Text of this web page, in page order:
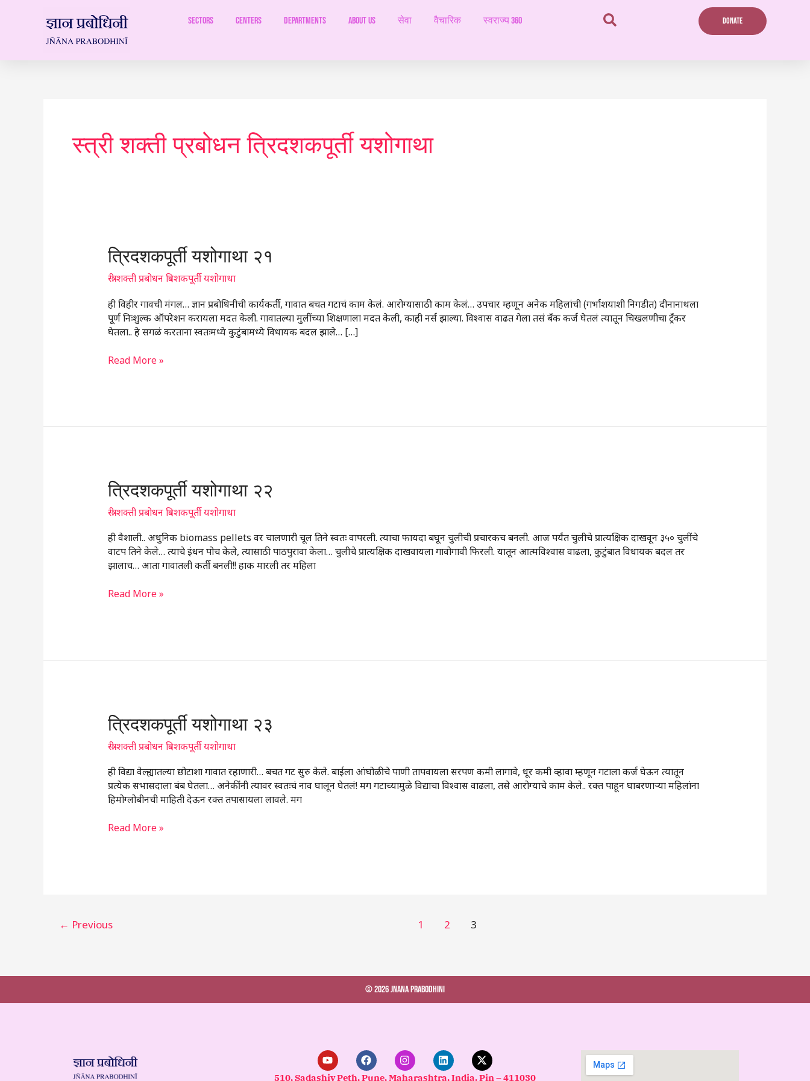
Sectors Centers Departments ABOUT US सेवा वैचारिक स्वराज्य 360 DONATE
स्त्री शक्ती प्रबोधन त्रिदशकपूर्ती यशोगाथा
त्रिदशकपूर्ती यशोगाथा २१
स्त्री शक्ती प्रबोधन त्रिदशकपूर्ती यशोगाथा
ही विहीर गावची मंगल… ज्ञान प्रबोधिनीची कार्यकर्ती, गावात बचत गटाचं काम केलं. आरोग्यासाठी काम केलं… उपचार म्हणून अनेक महिलांची (गर्भाशयाशी निगडीत) दीनानाथला
पूर्ण निःशुल्क ऑपरेशन करायला मदत केली. गावातल्या मुलींच्या शिक्षणाला मदत केली, काही नर्स झाल्या. विश्वास वाढत गेला तसं बँक कर्ज घेतलं त्यातून चिखलणीचा ट्रँकर
घेतला.. हे सगळं करताना स्वतःमध्ये कुटुंबामध्ये विधायक बदल झाले… […]
त्रिदशकपूर्ती
यशोगाथा
२१
Read More »
त्रिदशकपूर्ती यशोगाथा २२
स्त्री शक्ती प्रबोधन त्रिदशकपूर्ती यशोगाथा
ही वैशाली.. अधुनिक biomass pellets वर चालणारी चूल तिने स्वतः वापरली. त्याचा फायदा बघून चुलीची प्रचारकच बनली. आज पर्यंत चुलीचे प्रात्यक्षिक दाखवून ३५० चुलींचे
वाटप तिने केले… त्याचे इंधन पोच केले, त्यासाठी पाठपुरावा केला… चुलीचे प्रात्यक्षिक दाखवायला गावोगावी फिरली. यातून आत्मविश्वास वाढला, कुटुंबात विधायक बदल तर
झालाच… आता गावातली कर्ती बनली!! हाक मारली तर महिला
त्रिदशकपूर्ती
यशोगाथा
२२
Read More »
त्रिदशकपूर्ती यशोगाथा २३
स्त्री शक्ती प्रबोधन त्रिदशकपूर्ती यशोगाथा
ही विद्या वेल्ह्यातल्या छोटाशा गावात रहाणारी… बचत गट सुरु केले. बाईला आंघोळीचे पाणी तापवायला सरपण कमी लागावे, धूर कमी व्हावा म्हणून गटाला कर्ज घेऊन त्यातून
प्रत्येक सभासदाला बंब घेतला… अनेकींनी त्यावर स्वतःचं नाव घालून घेतलं! मग गटाच्यामुळे विद्याचा विश्वास वाढला, तसे आरोग्याचे काम केले.. रक्त पाहून घाबरणाऱ्या महिलांना
हिमोग्लोबीनची माहिती देऊन रक्त तपासायला लावले. मग
त्रिदशकपूर्ती
यशोगाथा
२३
Read More »
← Previous 1 2 3
© 2026 Jnana Prabodhini
Y
o
u
F
a
c
I
n
s
L
i
n
X
-
t
510, Sadashiv Peth, Pune, Maharashtra, India. Pin – 411030